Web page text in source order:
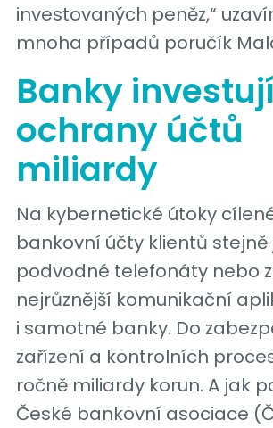
investovaných peněz,“
mnoha případů poručík
Banky
ochrany účtů
miliardy
Na kybernetické útoky
bankovní účty klientů stejně
podvodné telefonáty nebo
nejrůznější komunikační
i samotné banky. Do
zařízení a kontrolních
ročně miliardy korun. A jak
České bankovní asociace